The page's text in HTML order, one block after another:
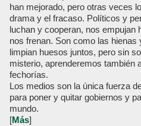
han mejorado, pero otras veces
drama y el fracaso. Políticos y
luchan y cooperan, nos empujan
nos frenan. Son como las
limpian huesos juntos, pero sin
misterio, aprenderemos también
fechorías.
Los medios son la única fuerza
para poner y quitar gobiernos y
mundo.
[Más]